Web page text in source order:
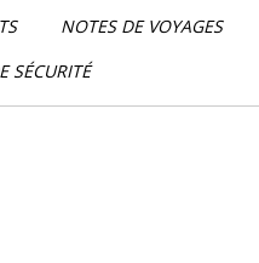
NOTES DE VOYAGES
SÉCURITÉ